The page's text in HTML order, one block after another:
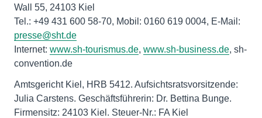
Wall 55, 24103 Kiel
Tel.: +49 431 600 58-70, Mobil: 0160 619 0004, E-Mail:
presse@sht.de
Internet: www.sh-tourismus.de, www.sh-business.de, sh-
convention.de
Amtsgericht Kiel, HRB 5412. Aufsichtsratsvorsitzende:
Julia Carstens. Geschäftsführerin: Dr. Bettina Bunge.
Firmensitz: 24103 Kiel. Steuer-Nr.: FA Kiel